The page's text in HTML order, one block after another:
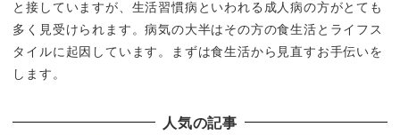
と接していますが、生活習慣病といわれる成人病の方がとても
多く見受けられます。病気の大半はその方の食生活とライフス
タイルに起因しています。まずは食生活から見直すお手伝いを
します。
人気の記事